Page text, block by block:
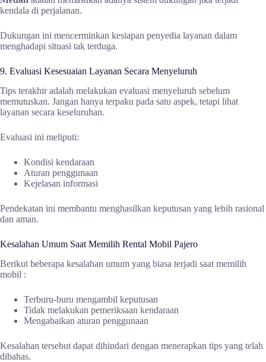
kendala di perjalanan.
Dukungan ini mencerminkan kesiapan penyedia layanan dalam
menghadapi situasi tak terduga.
9. Evaluasi Kesesuaian Layanan Secara Menyeluruh
Tips terakhir adalah melakukan evaluasi menyeluruh sebelum
memutuskan. Jangan hanya terpaku pada satu aspek, tetapi lihat
layanan secara keseluruhan.
Evaluasi ini meliputi:
Kondisi kendaraan
Aturan penggunaan
Kejelasan informasi
Pendekatan ini membantu menghasilkan keputusan yang lebih rasional
dan aman.
Kesalahan Umum Saat Memilih Rental Mobil Pajero
Berikut beberapa kesalahan umum yang biasa terjadi saat memilih
mobil :
Terburu-buru mengambil keputusan
Tidak melakukan pemeriksaan kendaraan
Mengabaikan aturan penggunaan
Kesalahan tersebut dapat dihindari dengan menerapkan tips yang telah
dibahas.